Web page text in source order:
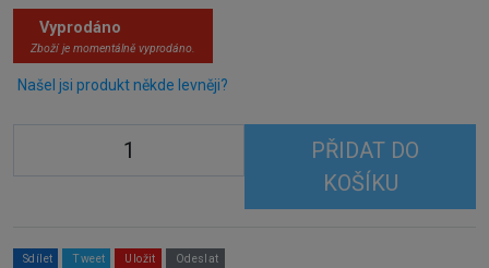
Vyprodáno
Zboží je momentálně vyprodáno.
Našel jsi produkt někde levněji?
PŘIDAT DO
KOŠÍKU
Sdílet Tweet Uložit Odeslat